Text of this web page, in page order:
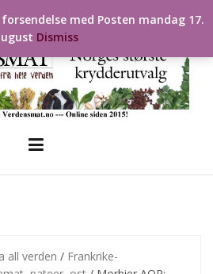
all verden / Frankrike-
med Posten mandag 17.
Dismiss